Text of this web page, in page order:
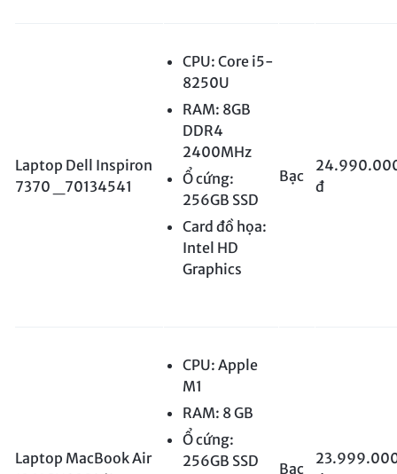
Laptop Dell Inspiron
7370 _70134541
CPU: Core i5-
8250U
RAM: 8GB
DDR4
2400MHz
Ổ cứng:
256GB SSD
Card đồ họa:
Intel HD
Graphics
Bạc
đ
Laptop MacBook Air
CPU: Apple
M1
RAM: 8 GB
Ổ cứng:
256GB SSD
Bạc